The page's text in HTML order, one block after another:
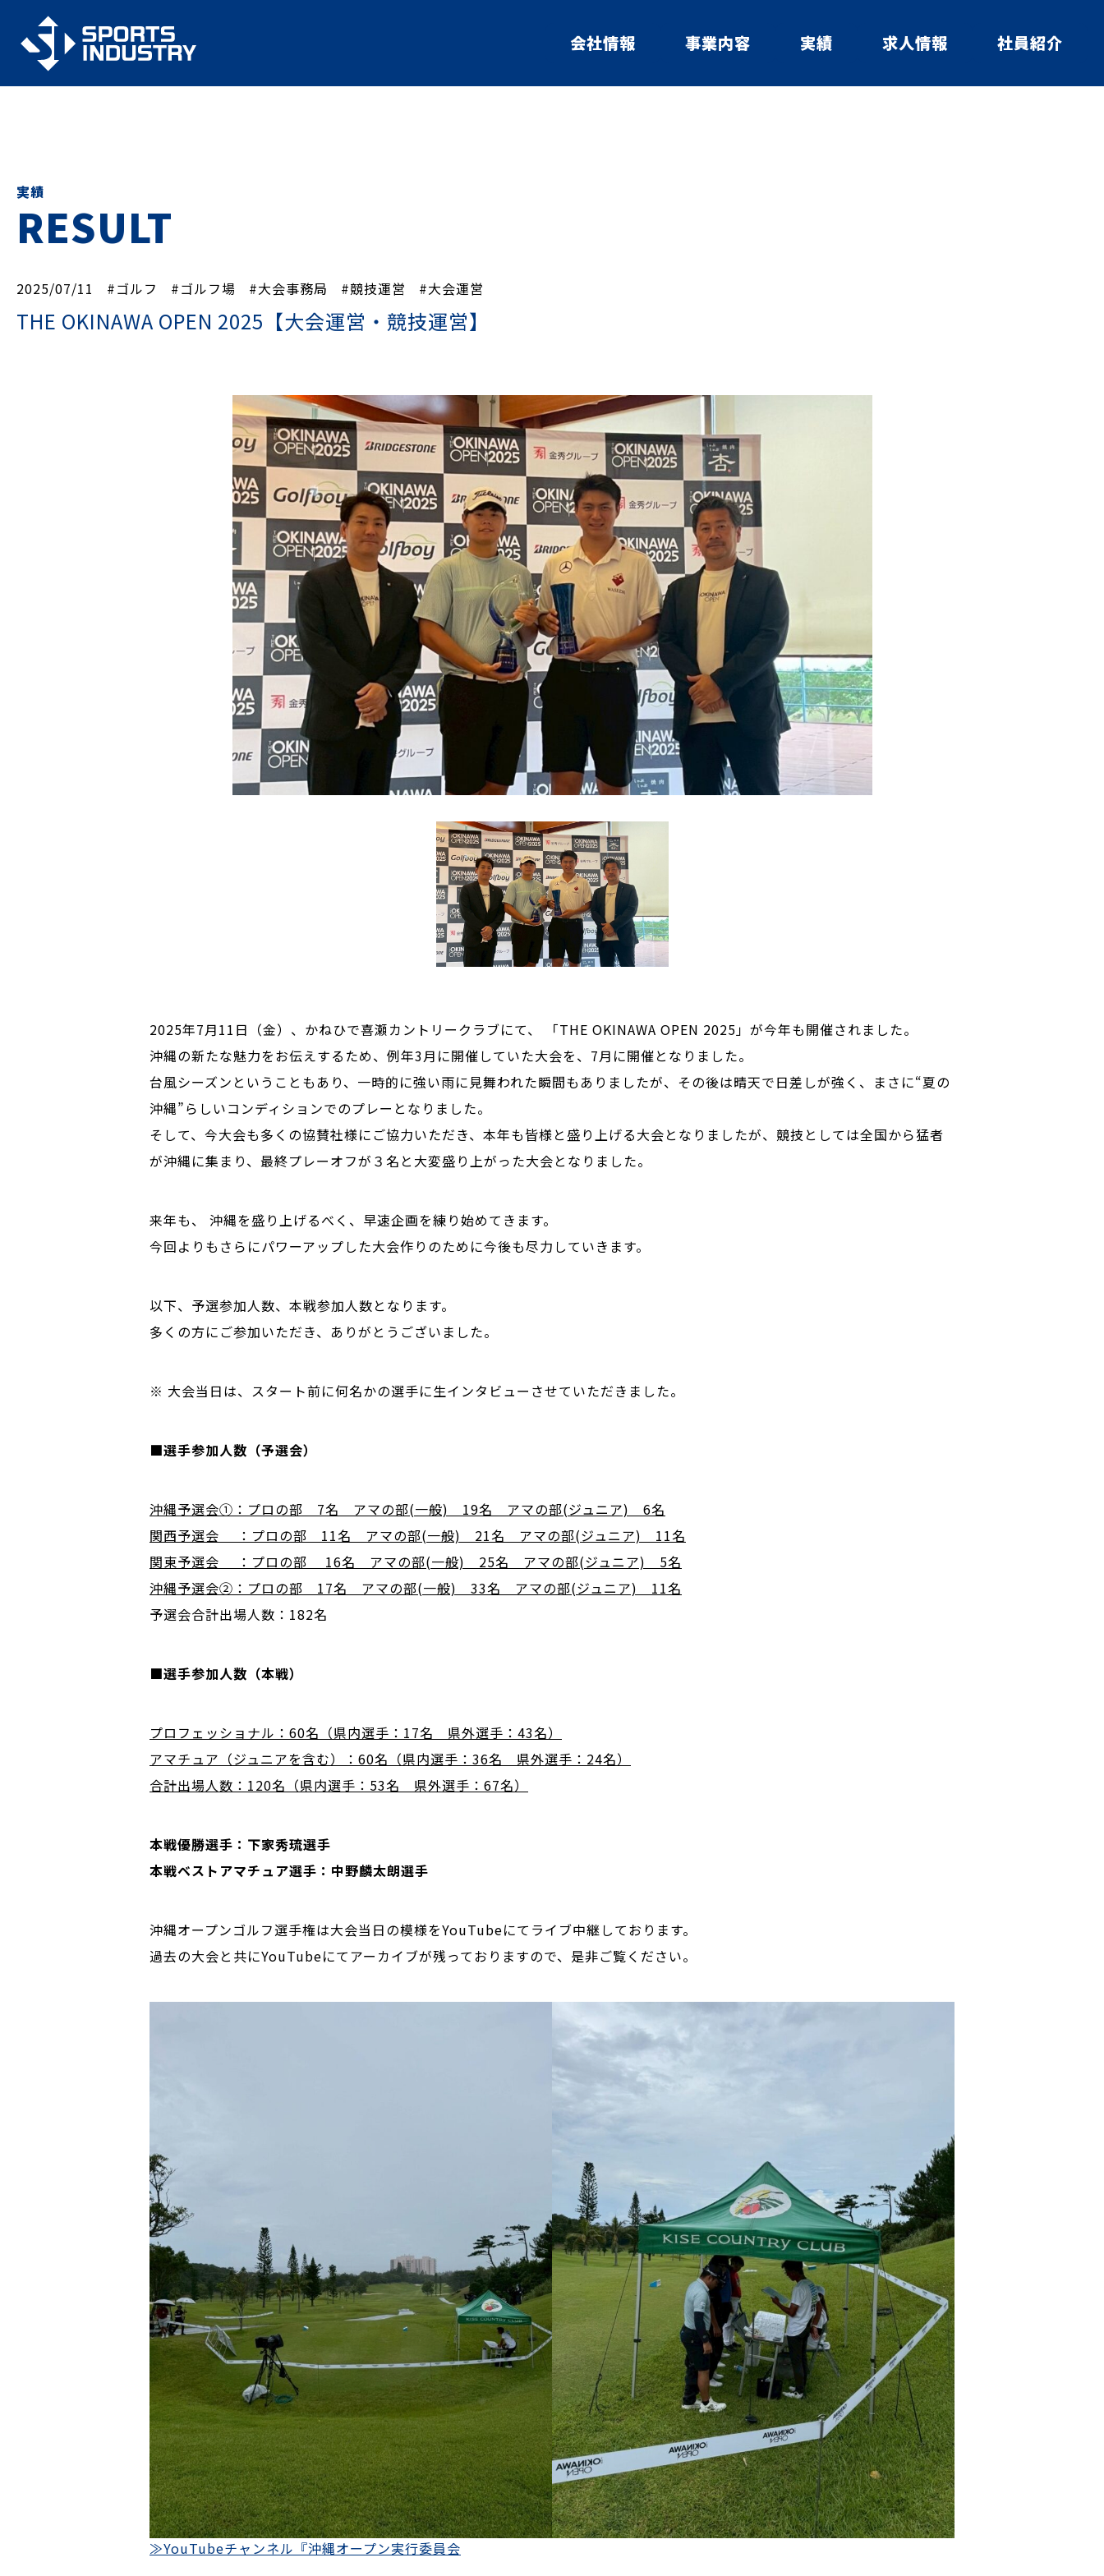
会社情報 事業内容 実績 求人情報 社員紹介
実績
RESULT
2025/07/11 #ゴルフ #ゴルフ場 #大会事務局 #競技運営 #大会運営
THE OKINAWA OPEN 2025【大会運営・競技運営】
2025年7月11日（金）、かねひで喜瀬カントリークラブにて、 「THE OKINAWA OPEN 2025」が今年も開催されました。
沖縄の新たな魅力をお伝えするため、例年3月に開催していた大会を、7月に開催となりました。
台風シーズンということもあり、一時的に強い雨に見舞われた瞬間もありましたが、その後は晴天で日差しが強く、まさに“夏の
沖縄”らしいコンディションでのプレーとなりました。
そして、今大会も多くの協賛社様にご協力いただき、本年も皆様と盛り上げる大会となりましたが、競技としては全国から猛者
が沖縄に集まり、最終プレーオフが３名と大変盛り上がった大会となりました。
来年も、 沖縄を盛り上げるべく、早速企画を練り始めてきます。
今回よりもさらにパワーアップした大会作りのために今後も尽力していきます。
以下、予選参加人数、本戦参加人数となります。
多くの方にご参加いただき、ありがとうございました。
※ 大会当日は、スタート前に何名かの選手に生インタビューさせていただきました。
■選手参加人数（予選会）
沖縄予選会①：プロの部 7名 アマの部(一般) 19名 アマの部(ジュニア) 6名
関西予選会 ：プロの部 11名 アマの部(一般) 21名 アマの部(ジュニア) 11名
関東予選会 ：プロの部 16名 アマの部(一般) 25名 アマの部(ジュニア) 5名
沖縄予選会②：プロの部 17名 アマの部(一般) 33名 アマの部(ジュニア) 11名
予選会合計出場人数：182名
■選手参加人数（本戦）
プロフェッショナル：60名（県内選手：17名 県外選手：43名）
アマチュア（ジュニアを含む）：60名（県内選手：36名 県外選手：24名）
合計出場人数：120名（県内選手：53名 県外選手：67名）
本戦優勝選手：下家秀琉選手
本戦ベストアマチュア選手：中野麟太朗選手
沖縄オープンゴルフ選手権は大会当日の模様をYouTubeにてライブ中継しております。
過去の大会と共にYouTubeにてアーカイブが残っておりますので、是非ご覧ください。
≫YouTubeチャンネル『沖縄オープン実行委員会